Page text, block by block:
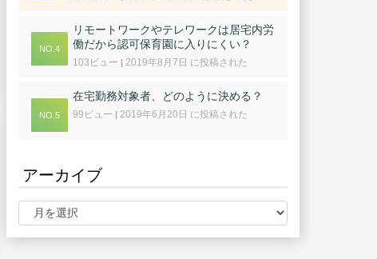
リモートワークやテレワークは居宅内労
働だから認可保育園に入りにくい？
103ビュー | 2019年8月7日 に投稿された
在宅勤務対象者、どのように決める？
99ビュー | 2019年6月20日 に投稿された
アーカイブ